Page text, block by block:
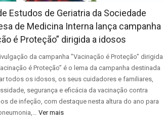
Estudos de Geriatria da Sociedade
de Medicina Interna lança campanha
é Proteção” dirigida a idosos
da campanha "Vacinação é Proteção" dirigida
é Proteção” é o lema da campanha destinada
todos os idosos, os seus cuidadores e familiares,
segurança e eficácia da vacinação contra
de infeção, com destaque nesta altura do ano para
Ver mais